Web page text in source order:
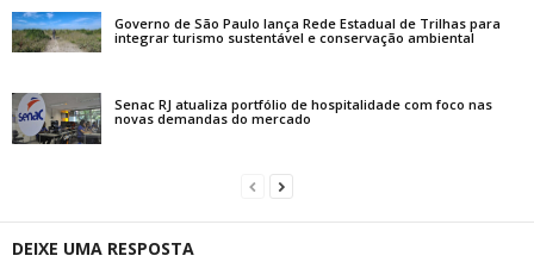
Governo de São Paulo lança Rede Estadual de Trilhas para
integrar turismo sustentável e conservação ambiental
Senac RJ atualiza portfólio de hospitalidade com foco nas
novas demandas do mercado
DEIXE UMA RESPOSTA